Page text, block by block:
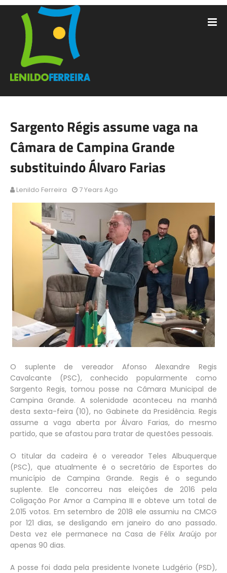
Sargento Régis assume vaga na
Câmara de Campina Grande
substituindo Álvaro Farias
Lenildo Ferreira 7 Years Ago
O suplente de vereador Afonso Alexandre Regis
Cavalcante (PSC), conhecido popularmente como
Sargento Regis, tomou posse na Câmara Municipal de
Campina Grande. A solenidade aconteceu na manhã
desta sexta-feira (10), no Gabinete da Presidência. Regis
assume a vaga aberta por Álvaro Farias, do mesmo
partido, que se afastou para tratar de questões pessoais.
O titular da cadeira é o vereador Teles Albuquerque
(PSC), que atualmente é o secretário de Esportes do
município de Campina Grande. Regis é o segundo
suplente. Ele concorreu nas eleições de 2016 pela
Coligação Por Amor a Campina III e obteve um total de
2.015 votos. Em setembro de 2018 ele assumiu na CMCG
por 121 dias, se desligando em janeiro do ano passado.
Desta vez ele permanece na Casa de Félix Araújo por
apenas 90 dias.
A posse foi dada pela presidente Ivonete Ludgério (PSD),